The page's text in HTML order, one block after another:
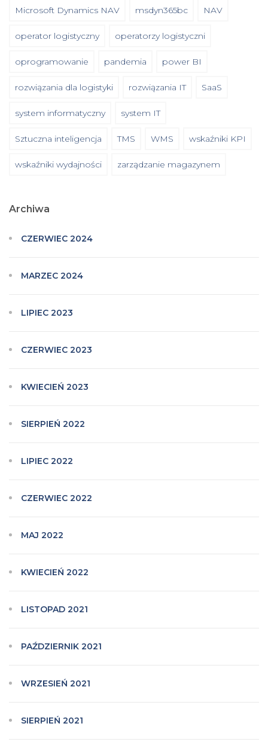
Microsoft Dynamics NAV msdyn365bc NAV
operator logistyczny operatorzy logistyczni
oprogramowanie pandemia power BI
rozwiązania dla logistyki rozwiązania IT SaaS
system informatyczny system IT
Sztuczna inteligencja TMS WMS wskaźniki KPI
wskaźniki wydajności zarządzanie magazynem
Archiwa
CZERWIEC 2024
MARZEC 2024
LIPIEC 2023
CZERWIEC 2023
KWIECIEŃ 2023
SIERPIEŃ 2022
LIPIEC 2022
CZERWIEC 2022
MAJ 2022
KWIECIEŃ 2022
LISTOPAD 2021
PAŹDZIERNIK 2021
WRZESIEŃ 2021
SIERPIEŃ 2021